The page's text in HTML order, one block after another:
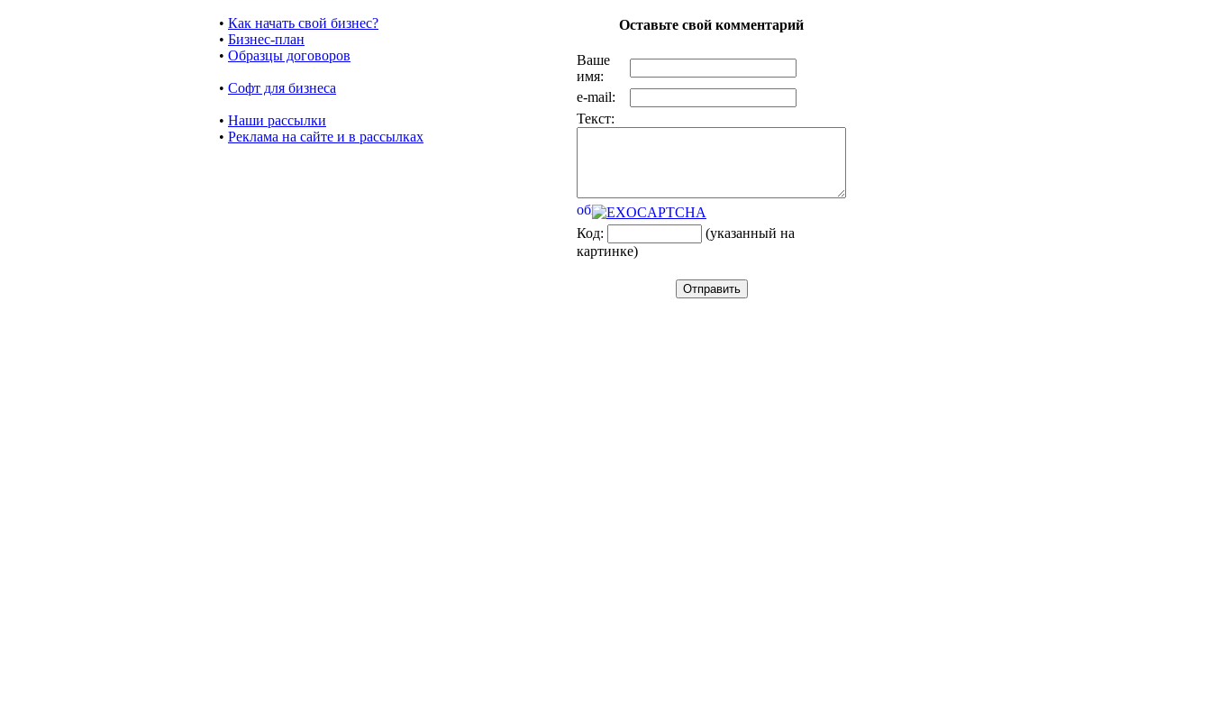
• Как начать свой бизнес?
• Бизнес-план
• Образцы договоров
• Cофт для бизнеса
• Наши рассылки
• Реклама на сайте и в рассылках
Оставьте свой комментарий
Ваше
имя:
e-mail:
Текст:
Код:
(указанный на
картинке)